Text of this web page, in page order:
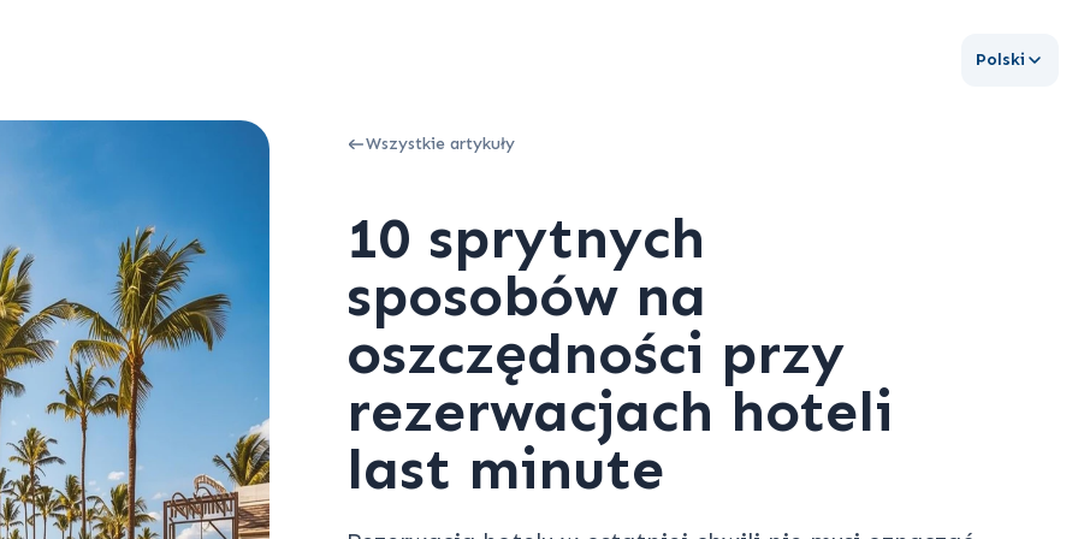
Polski
Wszystkie artykuły
10 sprytnych
sposobów na
oszczędności przy
rezerwacjach hoteli
last minute